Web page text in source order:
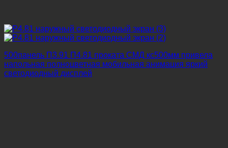
500панель П3.91 П4.81 проката СМД кс500мм привела
напольная полноцветная мобильная анимация яркий
светодиодный дисплей